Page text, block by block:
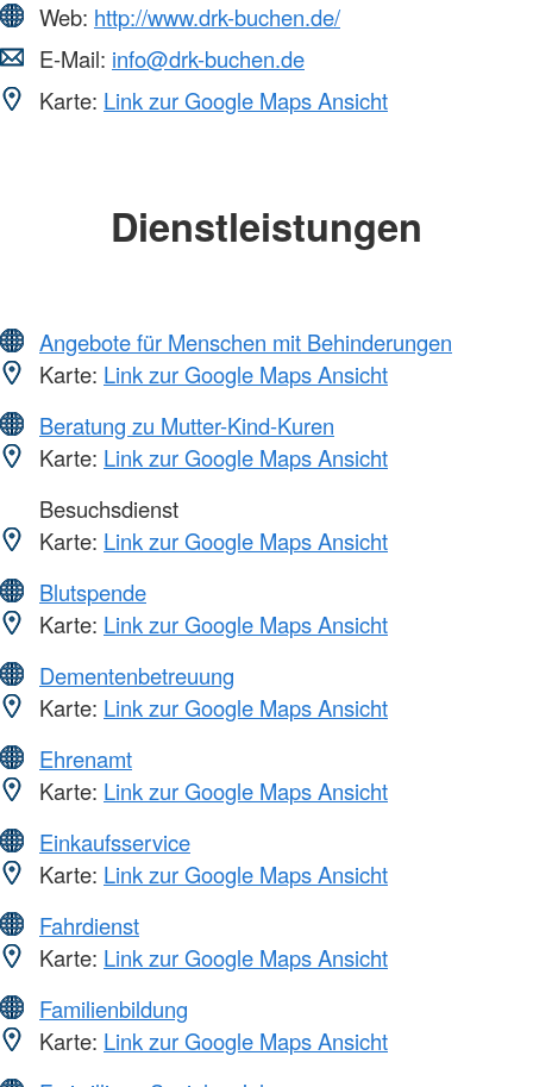
Web: http://www.drk-buchen.de/
E-Mail: info@drk-buchen.de
Karte: Link zur Google Maps Ansicht
Dienstleistungen
Angebote für Menschen mit Behinderungen
Karte: Link zur Google Maps Ansicht
Beratung zu Mutter-Kind-Kuren
Karte: Link zur Google Maps Ansicht
Besuchsdienst
Karte: Link zur Google Maps Ansicht
Blutspende
Karte: Link zur Google Maps Ansicht
Dementenbetreuung
Karte: Link zur Google Maps Ansicht
Ehrenamt
Karte: Link zur Google Maps Ansicht
Einkaufsservice
Karte: Link zur Google Maps Ansicht
Fahrdienst
Karte: Link zur Google Maps Ansicht
Familienbildung
Karte: Link zur Google Maps Ansicht